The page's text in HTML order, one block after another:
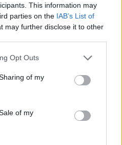
This information may
parties on the IAB’s List of
may further disclose it to other
Opt Outs
of my
of my